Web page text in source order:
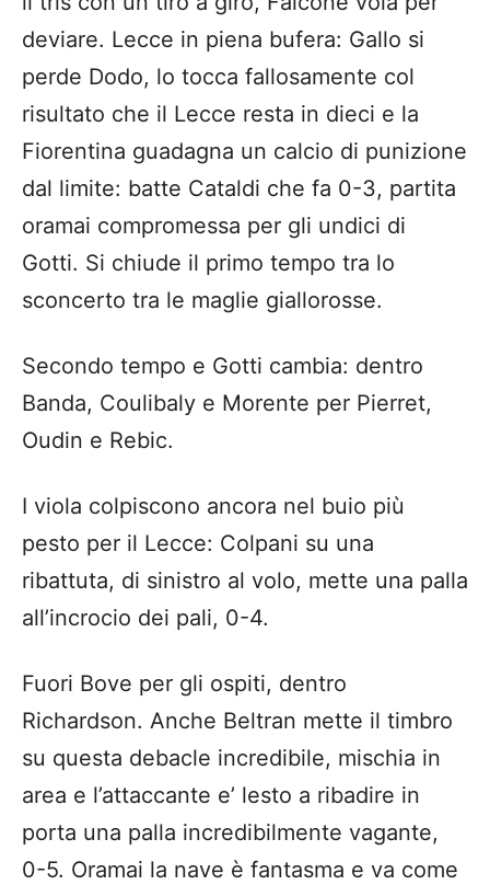
deviare. Lecce in piena bufera: Gallo si
perde Dodo, lo tocca fallosamente col
risultato che il Lecce resta in dieci e la
Fiorentina guadagna un calcio di punizione
dal limite: batte Cataldi che fa 0-3, partita
oramai compromessa per gli undici di
Gotti. Si chiude il primo tempo tra lo
sconcerto tra le maglie giallorosse.
Secondo tempo e Gotti cambia: dentro
Banda, Coulibaly e Morente per Pierret,
Oudin e Rebic.
I viola colpiscono ancora nel buio più
pesto per il Lecce: Colpani su una
ribattuta, di sinistro al volo, mette una palla
all’incrocio dei pali, 0-4.
Fuori Bove per gli ospiti, dentro
Richardson. Anche Beltran mette il timbro
su questa debacle incredibile, mischia in
area e l’attaccante e’ lesto a ribadire in
porta una palla incredibilmente vagante,
0-5. Oramai la nave è fantasma e va come